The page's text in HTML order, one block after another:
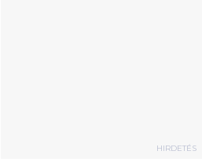
HIRDETÉS